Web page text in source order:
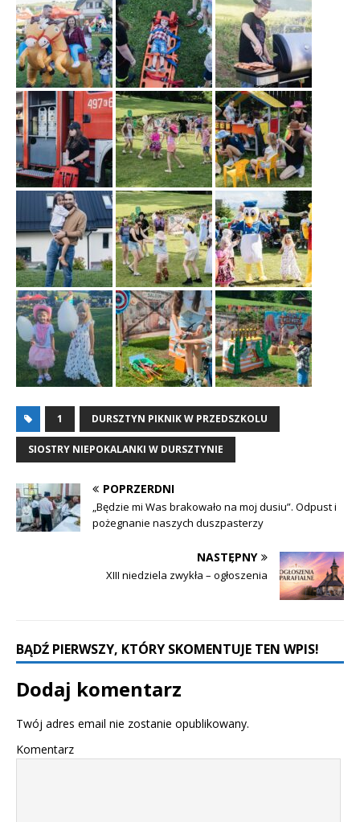
1 DURSZTYN PIKNIK W PRZEDSZKOLU
SIOSTRY NIEPOKALANKI W DURSZTYNIE
POPRZERDNI
„Będzie mi Was brakowało na moj dusiu”. Odpust i
pożegnanie naszych duszpasterzy
NASTĘPNY
XIII niedziela zwykła – ogłoszenia
BĄDŹ PIERWSZY, KTÓRY SKOMENTUJE TEN WPIS!
Dodaj komentarz
Twój adres email nie zostanie opublikowany.
Komentarz